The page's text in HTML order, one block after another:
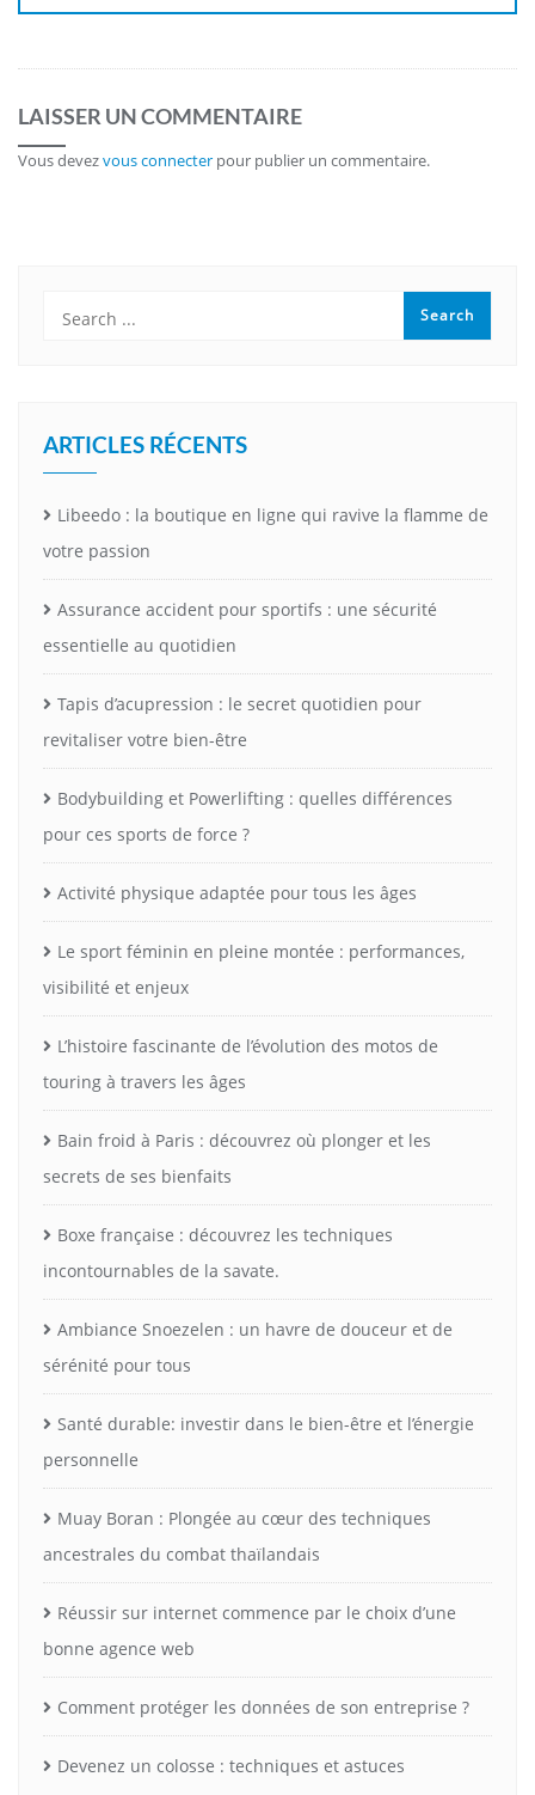
LAISSER UN COMMENTAIRE
Vous devezvous connecter pour publier un commentaire.
ARTICLES RÉCENTS
Libeedo : la boutique en ligne qui ravive la flamme de
votre passion
Assurance accident pour sportifs : une sécurité
essentielle au quotidien
Tapis d’acupression : le secret quotidien pour
revitaliser votre bien-être
Bodybuilding et Powerlifting : quelles différences
pour ces sports de force ?
Activité physique adaptée pour tous les âges
Le sport féminin en pleine montée : performances,
visibilité et enjeux
L’histoire fascinante de l’évolution des motos de
touring à travers les âges
Bain froid à Paris : découvrez où plonger et les
secrets de ses bienfaits
Boxe française : découvrez les techniques
incontournables de la savate.
Ambiance Snoezelen : un havre de douceur et de
sérénité pour tous
Santé durable: investir dans le bien-être et l’énergie
personnelle
Muay Boran : Plongée au cœur des techniques
ancestrales du combat thaïlandais
Réussir sur internet commence par le choix d’une
bonne agence web
Comment protéger les données de son entreprise ?
Devenez un colosse : techniques et astuces